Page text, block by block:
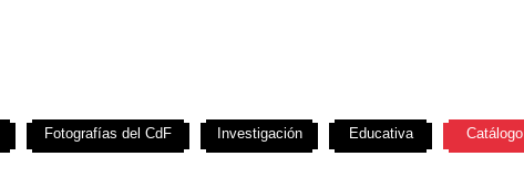
Fotografías del CdF Investigación Educativa Catálogo